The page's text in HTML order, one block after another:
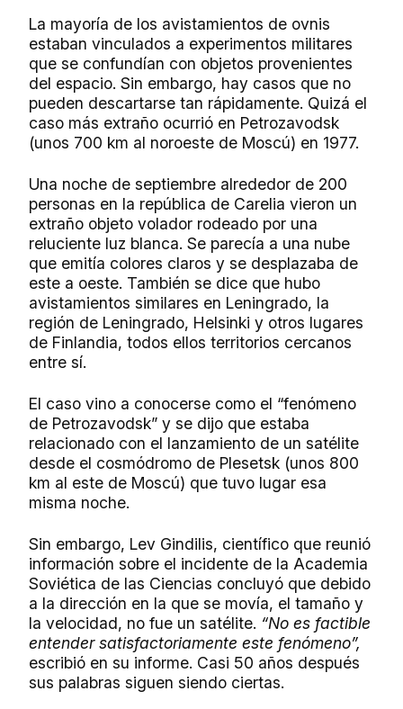
La mayoría de los avistamientos de ovnis
estaban vinculados a experimentos militares
que se confundían con objetos provenientes
del espacio. Sin embargo, hay casos que no
pueden descartarse tan rápidamente. Quizá el
caso más extraño ocurrió en Petrozavodsk
(unos 700 km al noroeste de Moscú) en 1977.
Una noche de septiembre alrededor de 200
personas en la república de Carelia vieron un
extraño objeto volador rodeado por una
reluciente luz blanca. Se parecía a una nube
que emitía colores claros y se desplazaba de
este a oeste. También se dice que hubo
avistamientos similares en Leningrado, la
región de Leningrado, Helsinki y otros lugares
de Finlandia, todos ellos territorios cercanos
entre sí.
El caso vino a conocerse como el “fenómeno
de Petrozavodsk” y se dijo que estaba
relacionado con el lanzamiento de un satélite
desde el cosmódromo de Plesetsk (unos 800
km al este de Moscú) que tuvo lugar esa
misma noche.
Sin embargo, Lev Gindilis, científico que reunió
información sobre el incidente de la Academia
Soviética de las Ciencias concluyó que debido
a la dirección en la que se movía, el tamaño y
la velocidad, no fue un satélite. “No es factible
entender satisfactoriamente este fenómeno”,
escribió en su informe. Casi 50 años después
sus palabras siguen siendo ciertas.